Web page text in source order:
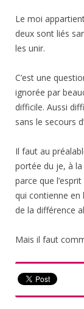
Le moi
deux sont liés
les unir.
C’est une
ignorée par
difficile. Aussi
sans le secours
Il faut au
portée du je, à
parce que
qui contienne en
de la différence
Mais il faut